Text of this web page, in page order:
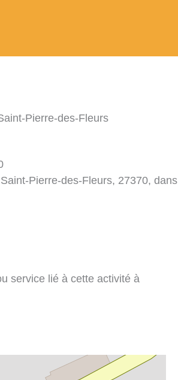
Pierre-des-Fleurs
Pierre-des-Fleurs, 27370, dans
service lié à cette activité à